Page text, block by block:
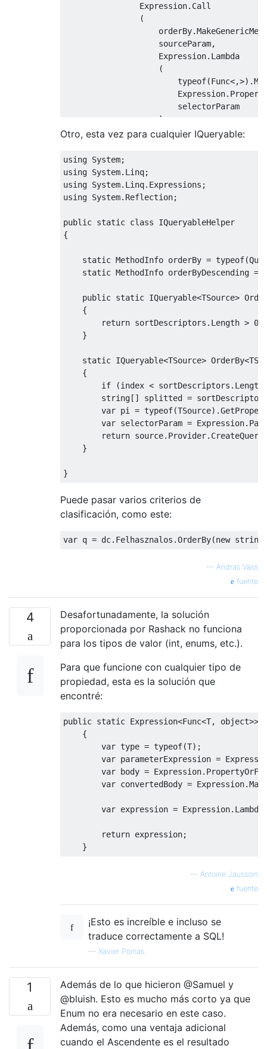
Expression. Call
(
                    orderBy
.
                    sourceParam
,
Expression. Lambda
(
typeof(Func<,>).
Expression.
                        selectorParam
)
),
)
Compile
}
{
Otro, esta vez para cualquier IQueryable:
using System;
using System. Linq;
using System. Linq. Expressions ;
using System. Reflection;
public static class
IQueryableHelper
{
static MethodInfo orderBy = typeof(
static MethodInfo orderByDescending =
public static IQueryable<TSource>
{
return sortDescriptors . Length > 0
}
static IQueryable<TSource> OrderBy<
{
if
(index < sortDescriptors . Length
string[] splitted =
var pi = typeof(TSource).
var selectorParam = Expression.
return source. Provider. CreateQuery
}
}
Puede pasar varios criterios de
clasificación, como este:
var q = dc. Felhasznalos .OrderBy(new string
— Andras Vass
fuente
4
Desafortunadamente, la solución
proporcionada por Rashack no funciona
para los tipos de valor (int, enums, etc.).
Para que funcione con cualquier tipo de
propiedad, esta es la solución que
encontré:
public static Expression<Func<T, object>>
{
var type = typeof(T);
var parameterExpression =
var body = Expression.
var convertedBody = Expression.
var expression = Expression. Lambda
return expression;
}
— Antoine Jaussoin
fuente
¡Esto es increíble e incluso se
traduce correctamente a SQL!
— Xavier Poinas
1
Además de lo que hicieron @Samuel y
@bluish. Esto es mucho más corto ya que
Enum no era necesario en este caso.
Además, como una ventaja adicional
cuando el Ascendente es el resultado